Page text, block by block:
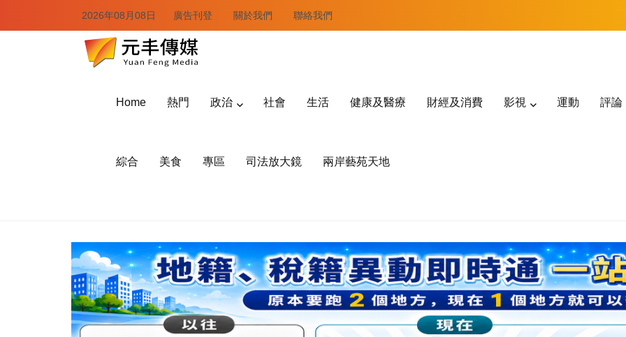
2026年08月08日 廣告刊登 關於我們 聯絡我們
Home 熱門 政治 社會 生活 健康及醫療 財經及消費 影視 運動 評論
綜合 美食 專區 司法放大鏡 兩岸藝苑天地